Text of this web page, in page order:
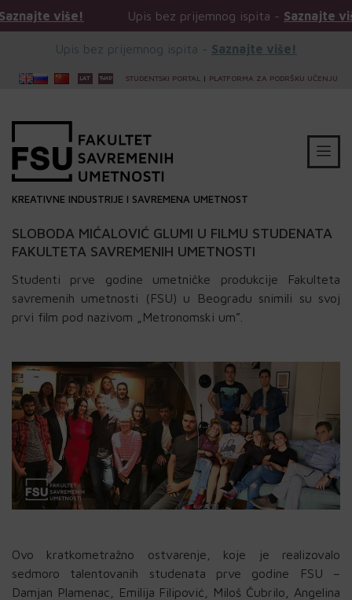
Upis bez prijemnog ispita -Saznajte više!
Upis bez prijemnog ispita - Saznajte više!
STUDENTSKI PORTAL | PLATFORMA ZA PODRŠKU UČENJU
KREATIVNE INDUSTRIJE I SAVREMENA UMETNOST
SLOBODA MIĆALOVIĆ GLUMI U FILMU STUDENATA
FAKULTETA SAVREMENIH UMETNOSTI
Studenti prve godine umetničke produkcije Fakulteta
savremenih umetnosti (FSU) u Beogradu snimili su svoj
prvi film pod nazivom „Metronomski um”.
Ovo kratkometražno ostvarenje, koje je realizovalo
sedmoro talentovanih studenata prve godine FSU –
Damjan Plamenac, Emilija Filipović, Miloš Čubrilo, Angelina